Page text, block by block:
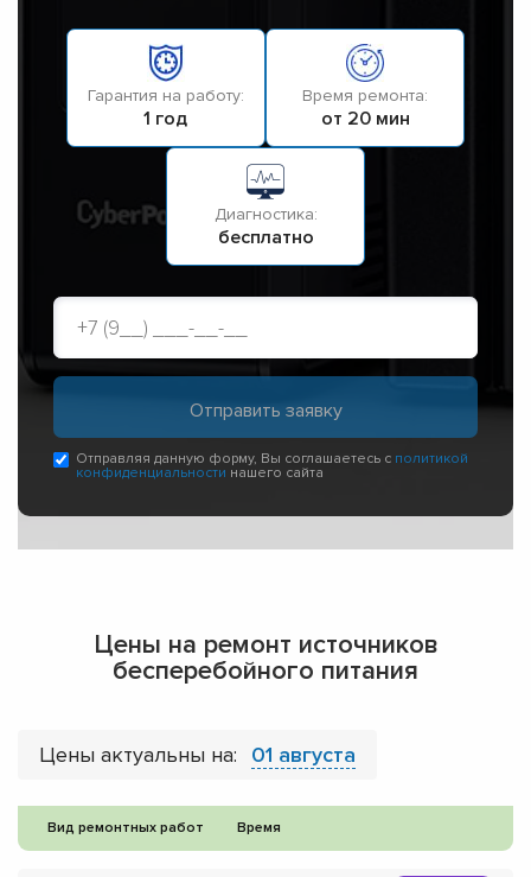
Гарантия на работу:
1 год
Время ремонта:
от 20 мин
Диагностика:
бесплатно
Отправляя данную форму, Вы соглашаетесь с политикой
конфиденциальности нашего сайта
Цены на ремонт источников
бесперебойного питания
Цены актуальны на: 01 августа
Вид ремонтных работ Время